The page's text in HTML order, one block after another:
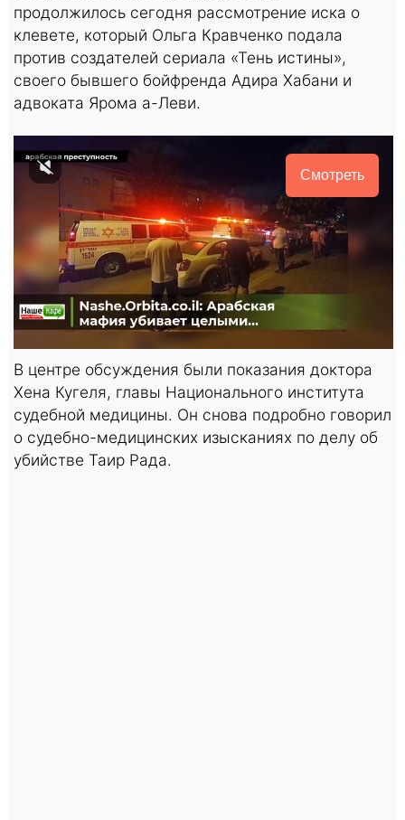
продолжилось сегодня рассмотрение иска о
клевете, который Ольга Кравченко подала
против создателей сериала «Тень истины»,
своего бывшего бойфренда Адира Хабани и
адвоката Ярома а-Леви.
Смотреть
В центре обсуждения были показания доктора
Хена Кугеля, главы Национального института
судебной медицины. Он снова подробно говорил
о судебно-медицинских изысканиях по делу об
убийстве Таир Рада.